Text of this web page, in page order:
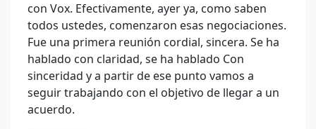
con Vox. Efectivamente, ayer ya, como saben
todos ustedes, comenzaron esas negociaciones.
Fue una primera reunión cordial, sincera. Se ha
hablado con claridad, se ha hablado Con
sinceridad y a partir de ese punto vamos a
seguir trabajando con el objetivo de llegar a un
acuerdo.